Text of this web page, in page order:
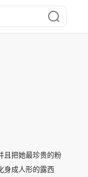
且把她最珍贵的粉
身成人形的露西